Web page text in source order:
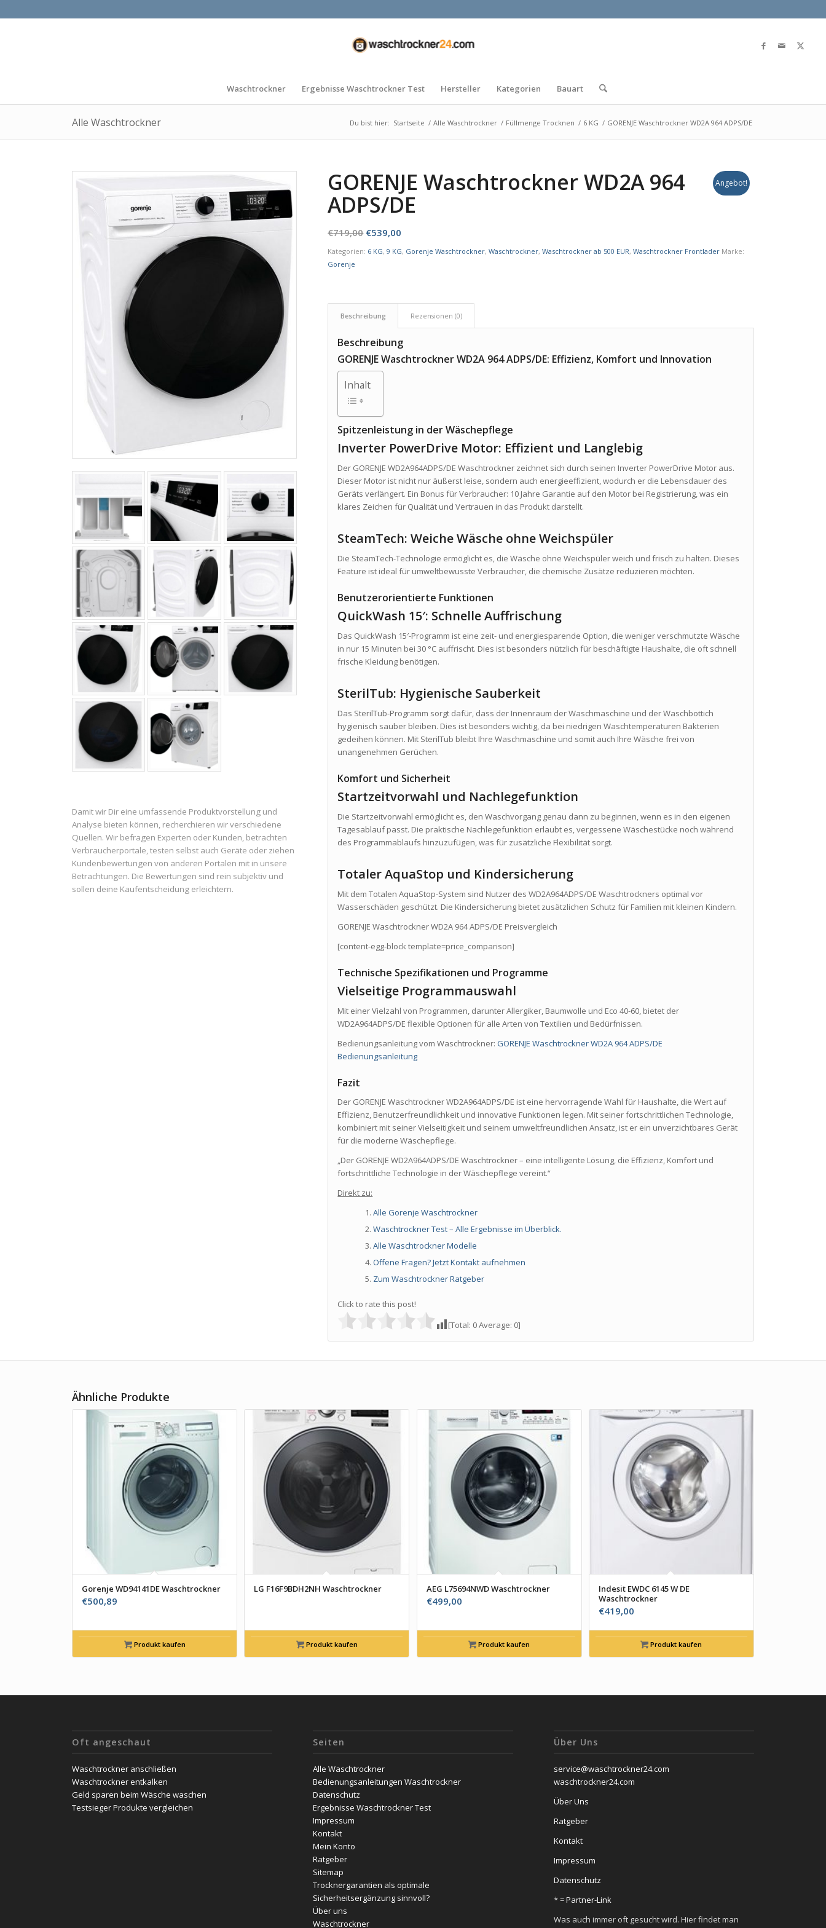
Waschtrockner Ergebnisse Waschtrockner Test Hersteller Kategorien Bauart
Alle Waschtrockner Du bist hier: Startseite / Alle Waschtrockner / Füllmenge Trocknen / 6 KG / GORENJE Waschtrockner WD2A 964 ADPS/DE
Angebot!
Damit wir Dir eine umfassende Produktvorstellung und
Analyse bieten können, recherchieren wir verschiedene
Quellen. Wir befragen Experten oder Kunden, betrachten
Verbraucherportale, testen selbst auch Geräte oder ziehen
Kundenbewertungen von anderen Portalen mit in unsere
Betrachtungen. Die Bewertungen sind rein subjektiv und
sollen deine Kaufentscheidung erleichtern.
GORENJE Waschtrockner WD2A 964
ADPS/DE
€719,00 Ursprünglicher
Preis
€539,00
Preis
Kategorien: 6 KG,9 KG, Gorenje Waschtrockner,Waschtrockner,Waschtrockner ab 500 EUR,Waschtrockner Frontlader Marke:
Gorenje
Beschreibung Rezensionen (0)
Beschreibung
GORENJE Waschtrockner WD2A 964 ADPS/DE: Effizienz, Komfort und Innovation
Inhalt
Spitzenleistung in der Wäschepflege
Inverter PowerDrive Motor: Effizient und Langlebig
Der GORENJE WD2A964ADPS/DE Waschtrockner zeichnet sich durch seinen Inverter PowerDrive Motor aus.
Dieser Motor ist nicht nur äußerst leise, sondern auch energieeffizient, wodurch er die Lebensdauer des
Geräts verlängert. Ein Bonus für Verbraucher: 10 Jahre Garantie auf den Motor bei Registrierung, was ein
klares Zeichen für Qualität und Vertrauen in das Produkt darstellt.
SteamTech: Weiche Wäsche ohne Weichspüler
Die SteamTech-Technologie ermöglicht es, die Wäsche ohne Weichspüler weich und frisch zu halten. Dieses
Feature ist ideal für umweltbewusste Verbraucher, die chemische Zusätze reduzieren möchten.
Benutzerorientierte Funktionen
QuickWash 15′: Schnelle Auffrischung
Das QuickWash 15′-Programm ist eine zeit- und energiesparende Option, die weniger verschmutzte Wäsche
in nur 15 Minuten bei 30 °C auffrischt. Dies ist besonders nützlich für beschäftigte Haushalte, die oft schnell
frische Kleidung benötigen.
SterilTub: Hygienische Sauberkeit
Das SterilTub-Programm sorgt dafür, dass der Innenraum der Waschmaschine und der Waschbottich
hygienisch sauber bleiben. Dies ist besonders wichtig, da bei niedrigen Waschtemperaturen Bakterien
gedeihen können. Mit SterilTub bleibt Ihre Waschmaschine und somit auch Ihre Wäsche frei von
unangenehmen Gerüchen.
Komfort und Sicherheit
Startzeitvorwahl und Nachlegefunktion
Die Startzeitvorwahl ermöglicht es, den Waschvorgang genau dann zu beginnen, wenn es in den eigenen
Tagesablauf passt. Die praktische Nachlegefunktion erlaubt es, vergessene Wäschestücke noch während
des Programmablaufs hinzuzufügen, was für zusätzliche Flexibilität sorgt.
Totaler AquaStop und Kindersicherung
Mit dem Totalen AquaStop-System sind Nutzer des WD2A964ADPS/DE Waschtrockners optimal vor
Wasserschäden geschützt. Die Kindersicherung bietet zusätzlichen Schutz für Familien mit kleinen Kindern.
GORENJE Waschtrockner WD2A 964 ADPS/DE Preisvergleich
[content-egg-block template=price_comparison]
Technische Spezifikationen und Programme
Vielseitige Programmauswahl
Mit einer Vielzahl von Programmen, darunter Allergiker, Baumwolle und Eco 40-60, bietet der
WD2A964ADPS/DE flexible Optionen für alle Arten von Textilien und Bedürfnissen.
Bedienungsanleitung vom Waschtrockner:GORENJE Waschtrockner WD2A 964 ADPS/DE
Bedienungsanleitung
Fazit
Der GORENJE Waschtrockner WD2A964ADPS/DE ist eine hervorragende Wahl für Haushalte, die Wert auf
Effizienz, Benutzerfreundlichkeit und innovative Funktionen legen. Mit seiner fortschrittlichen Technologie,
kombiniert mit seiner Vielseitigkeit und seinem umweltfreundlichen Ansatz, ist er ein unverzichtbares Gerät
für die moderne Wäschepflege.
„Der GORENJE WD2A964ADPS/DE Waschtrockner – eine intelligente Lösung, die Effizienz, Komfort und
fortschrittliche Technologie in der Wäschepflege vereint.“
Direkt zu:
Alle Gorenje Waschtrockner
Waschtrockner Test – Alle Ergebnisse im Überblick.
Alle Waschtrockner Modelle
Offene Fragen? Jetzt Kontakt aufnehmen
Zum Waschtrockner Ratgeber
Click to rate this post!
[Total: 0Average: 0]
Ähnliche Produkte
Gorenje WD94141DE Waschtrockner
€500,89
Produkt kaufen
LG F16F9BDH2NH Waschtrockner
Produkt kaufen
AEG L75694NWD Waschtrockner
€499,00
Produkt kaufen
Indesit EWDC 6145 W DE
Waschtrockner
€419,00
Produkt kaufen
Oft angeschaut
Waschtrockner anschließen
Waschtrockner entkalken
Geld sparen beim Wäsche waschen
Testsieger Produkte vergleichen
Seiten
Alle Waschtrockner
Bedienungsanleitungen Waschtrockner
Datenschutz
Ergebnisse Waschtrockner Test
Impressum
Kontakt
Mein Konto
Ratgeber
Sitemap
Trocknergarantien als optimale
Sicherheitsergänzung sinnvoll?
Über uns
Waschtrockner
Über Uns
service@waschtrockner24.com
waschtrockner24.com
Über Uns
Ratgeber
Kontakt
Impressum
Datenschutz
* =Partner-Link
Was auch immer oft gesucht wird. Hier findet man